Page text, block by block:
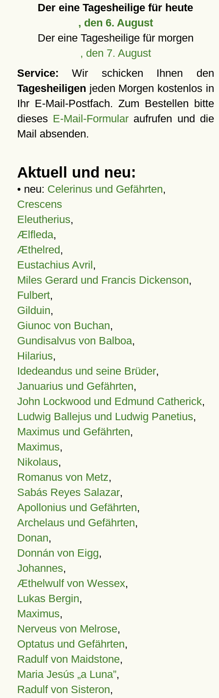
Der eine Tagesheilige für heute
, den 6. August
Der eine Tagesheilige für morgen
, den 7. August
Service: Wir schicken Ihnen den
Tagesheiligen jeden Morgen kostenlos in
Ihr E-Mail-Postfach. Zum Bestellen bitte
dieses E-Mail-Formular aufrufen und die
Mail absenden.
Aktuell und neu:
• neu: Celerinus und Gefährten,
Crescens
Eleutherius,
Ælfleda,
Æthelred,
Eustachius Avril,
Miles Gerard und Francis Dickenson,
Fulbert,
Gilduin,
Giunoc von Buchan,
Gundisalvus von Balboa,
Hilarius,
Idedeandus und seine Brüder,
Januarius und Gefährten,
John Lockwood und Edmund Catherick,
Ludwig Ballejus und Ludwig Panetius,
Maximus und Gefährten,
Maximus,
Nikolaus,
Romanus von Metz,
Sabás Reyes Salazar,
Apollonius und Gefährten,
Archelaus und Gefährten,
Donan,
Donnán von Eigg,
Johannes,
Æthelwulf von Wessex,
Lukas Bergin,
Maximus,
Nerveus von Melrose,
Optatus und Gefährten,
Radulf von Maidstone,
Maria Jesús „a Luna”,
Radulf von Sisteron,